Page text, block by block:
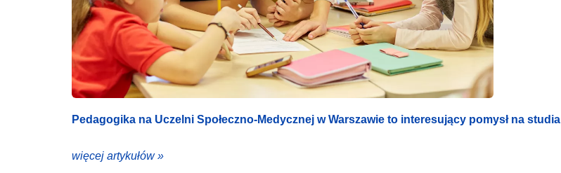
Pedagogika na Uczelni Społeczno-Medycznej w Warszawie to interesujący pomysł na studia
więcej artykułów »